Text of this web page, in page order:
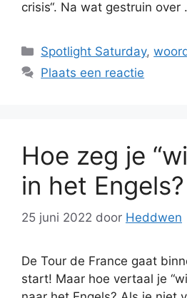
crisis“. Na wat gestruin over
Categorieën
Spotlight Saturday,
Plaats een reactie
Hoe zeg je
in het Engels?
25 juni 2022 door Heddwen
De Tour de France gaat
start! Maar hoe vertaal je